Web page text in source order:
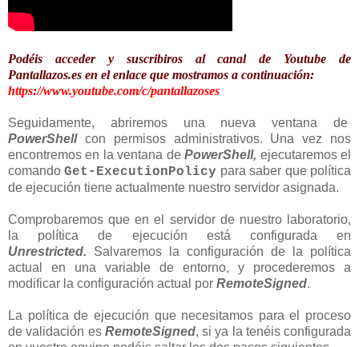
Podéis acceder y suscribiros al canal de Youtube de
Pantallazos.es en el enlace que mostramos a continuación:
https://www.youtube.com/c/pantallazoses
Seguidamente, abriremos una nueva ventana de
PowerShell con permisos administrativos. Una vez nos
encontremos en la ventana dePowerShell, ejecutaremos el
comandoGet-ExecutionPolicy para saber que política
de ejecución tiene actualmente nuestro servidor asignada.
Comprobaremos que en el servidor de nuestro laboratorio,
la política de ejecución está configurada en
Unrestricted. Salvaremos la configuración de la política
actual en una variable de entorno, y procederemos a
modificar la configuración actual por RemoteSigned.
La política de ejecución que necesitamos para el proceso
de validación es RemoteSigned, si ya la tenéis configurada